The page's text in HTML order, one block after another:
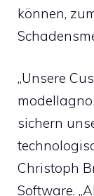
können,
„Unsere
sichern
Christoph
Software.